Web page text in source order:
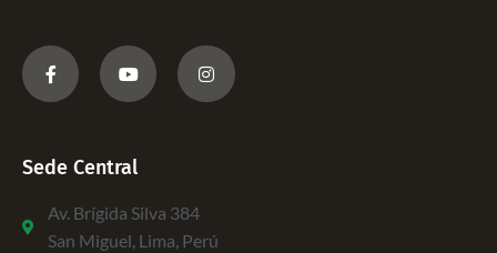
Sede Central
Av. Brígida Silva 384
San Miguel, Lima, Perú